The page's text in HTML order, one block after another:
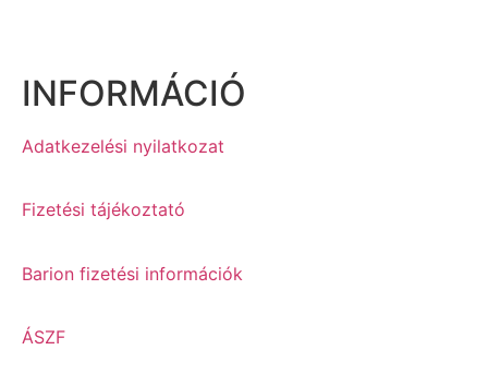
INFORMÁCIÓ
Adatkezelési nyilatkozat
Fizetési tájékoztató
Barion fizetési információk
ÁSZF